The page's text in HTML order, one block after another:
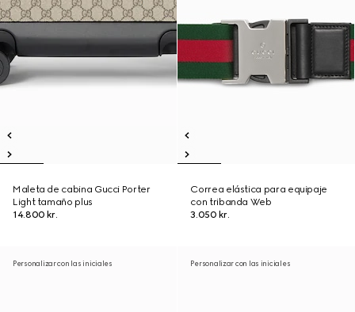
Maleta de cabina Gucci Porter
Light tamaño plus
14.800 kr.
Correa elástica para equipaje
con tribanda Web
3.050 kr.
Personalizar con las iniciales Personalizar con las iniciales